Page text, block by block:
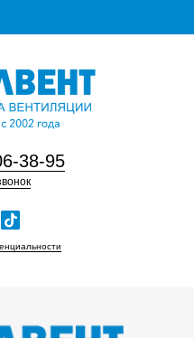
38-95